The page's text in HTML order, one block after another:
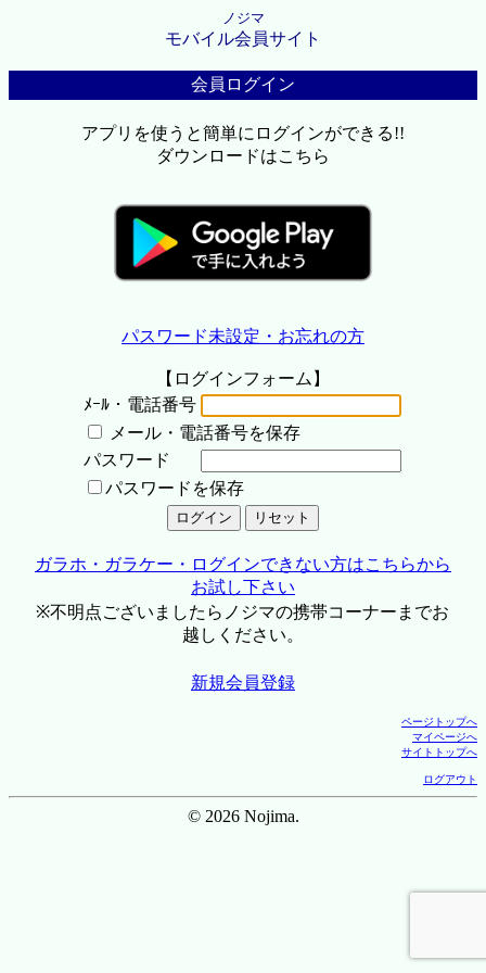
ノジマ
モバイル会員サイト
会員ログイン
アプリを使うと簡単にログインができる!!
ダウンロードはこちら
パスワード未設定・お忘れの方
【ログインフォーム】
ﾒｰﾙ・電話番号
メール・電話番号を保存
パスワード
パスワードを保存
ガラホ・ガラケー・ログインできない方はこちらから
お試し下さい
※不明点ございましたらノジマの携帯コーナーまでお
越しください。
新規会員登録
ページトップへ
マイページへ
サイトトップへ
ログアウト
© 2026 Nojima.